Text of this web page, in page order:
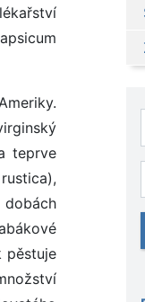
teprve
dobách
pěstuje